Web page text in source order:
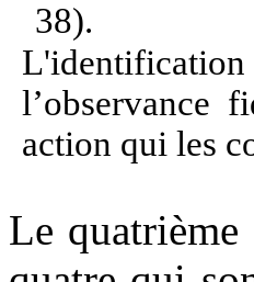
38).
l’observance
action qui les
Le